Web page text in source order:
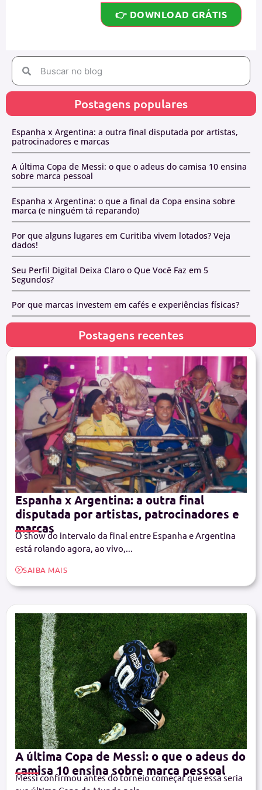
👉 DOWNLOAD GRÁTIS
Postagens populares
Espanha x Argentina: a outra final disputada por artistas,
patrocinadores e marcas
A última Copa de Messi: o que o adeus do camisa 10 ensina
sobre marca pessoal
Espanha x Argentina: o que a final da Copa ensina sobre
marca (e ninguém tá reparando)
Por que alguns lugares em Curitiba vivem lotados? Veja
dados!
Seu Perfil Digital Deixa Claro o Que Você Faz em 5
Segundos?
Por que marcas investem em cafés e experiências físicas?
Postagens recentes
Espanha x Argentina: a outra final
disputada por artistas, patrocinadores e
marcas
O show do intervalo da final entre Espanha e Argentina
está rolando agora, ao vivo,...
SAIBA MAIS
A última Copa de Messi: o que o adeus do
camisa 10 ensina sobre marca pessoal
Messi confirmou antes do torneio começar que essa seria